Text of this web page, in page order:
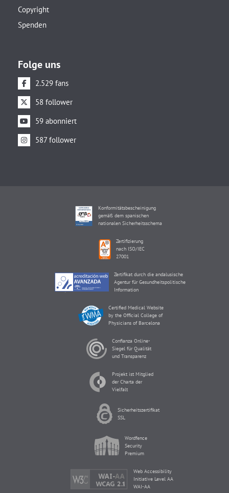
Copyright
Spenden
Folge uns
2.529 fans
58 follower
59 abonniert
587 follower
Konformitätsbescheinigung
gemäß dem spanischen
nationalen Sicherheitsschema
Zertifizierung
nach ISO/IEC
27001
Zertifikat durch die andalusische
Agentur für Gesundheitspolitische
Information
Certified Medical Website
by the Official College of
Physicians of Barcelona
Confianza Online-
Siegel für Qualität
und Transparenz
Projekt ist Mitglied
der Charta der
Vielfalt
Sicherheitszertifikat
SSL
Wordfence
Security
Premium
Web Accessibility
Initiative Level AA
WAI-AA